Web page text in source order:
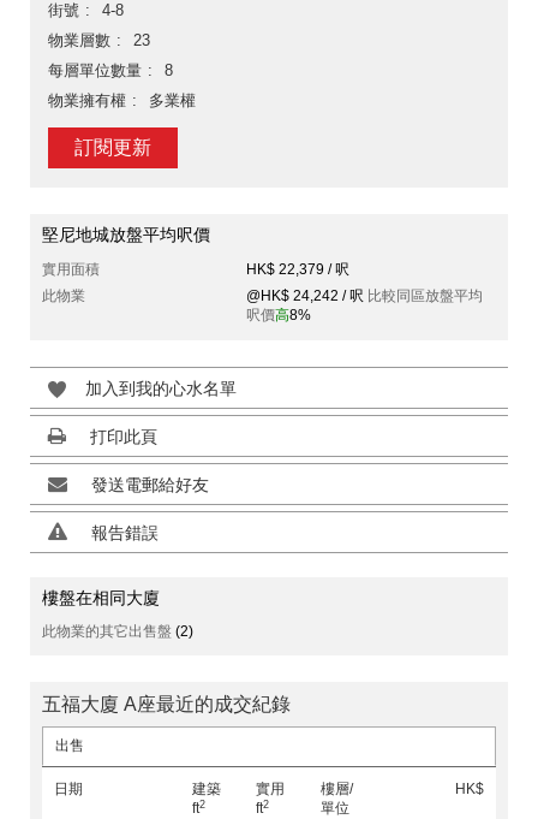
街號
4-8
物業層數
23
每層單位數量
8
物業擁有權
多業權
訂閱更新
堅尼地城放盤平均呎價
實用面積
HK$ 22,379 / 呎
此物業
@HK$ 24,242 / 呎 比較同區放盤平均
呎價高8%
加入到我的心水名單
打印此頁
發送電郵給好友
報告錯誤
樓盤在相同大廈
此物業的其它出售盤 (2)
五福大廈 A座最近的成交紀錄
出售
日期
建築
ft2
實用
ft2
樓層/
單位
HK$